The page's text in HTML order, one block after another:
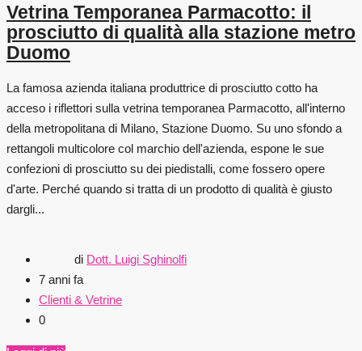
Vetrina Temporanea Parmacotto: il
prosciutto di qualità alla stazione metro
Duomo
La famosa azienda italiana produttrice di prosciutto cotto ha
acceso i riflettori sulla vetrina temporanea Parmacotto, all'interno
della metropolitana di Milano, Stazione Duomo. Su uno sfondo a
rettangoli multicolore col marchio dell'azienda, espone le sue
confezioni di prosciutto su dei piedistalli, come fossero opere
d'arte. Perché quando si tratta di un prodotto di qualità è giusto
dargli...
di Dott. Luigi Sghinolfi
7 anni fa
Clienti & Vetrine
0